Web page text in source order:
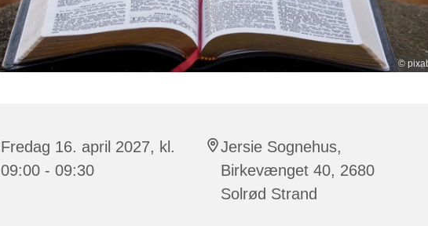
©
Fredag 16. april 2027, kl.
09:00 - 09:30
Jersie Sognehus,
Birkevænget 40, 2680
Solrød Strand